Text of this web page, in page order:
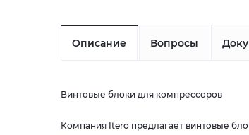
Описание Вопросы
Винтовые блоки для компрессоров
Компания Itero предлагает винтовые